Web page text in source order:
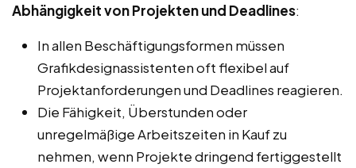
Abhängigkeit von Projekten und Deadlines:
In allen Beschäftigungsformen müssen
Grafikdesignassistenten oft flexibel auf
Projektanforderungen und Deadlines reagieren.
Die Fähigkeit, Überstunden oder
unregelmäßige Arbeitszeiten in Kauf zu
nehmen, wenn Projekte dringend fertiggestellt